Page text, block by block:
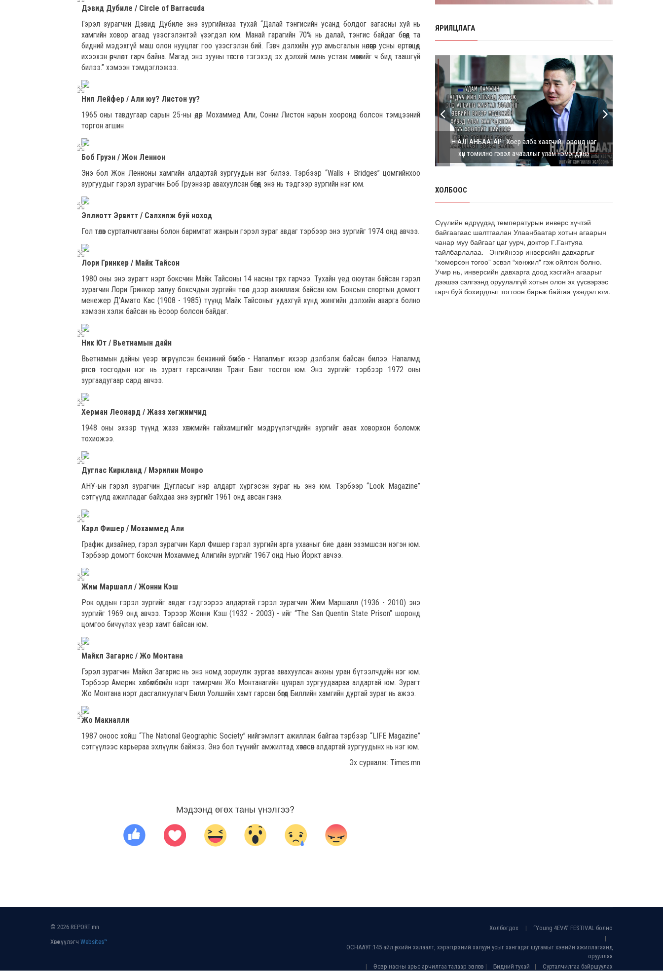
Дэвид Дубиле / Circle of Barracuda
Гэрэл зурагчин Дэвид Дубиле энэ зургийнхаа тухай “Далай тэнгисийн усанд болдог загасны хуй нь
хамгийн ховор агаад үзэсгэлэнтэй үзэгдэл юм. Манай гарагийн 70% нь далай, тэнгис байдаг бөгөөд та
бидний мэдэхгүй маш олон нууцлаг гоо үзэсгэлэн бий. Гэвч дэлхийн уур амьсгалын нөлөөгөөр усны ертөнцөд
ихээхэн өөрчлөлт гарч байна. Магад энэ зууны төгсгөл тэгэхэд эх дэлхий минь устаж мөхөхийг ч бид таашгүй
билээ.” хэмээн тэмдэглэжээ.
Нил Лейфер / Али юу? Листон уу?
1965 оны тавдугаар сарын 25-ны өдөр Мохаммед Али, Сонни Листон нарын хооронд болсон тэмцээний
торгон агшин
Боб Груэн / Жон Леннон
Энэ бол Жон Ленноны хамгийн алдартай зургуудын нэг билээ. Тэрбээр “Walls + Bridges” цомгийнхоо
зургуудыг гэрэл зурагчин Боб Груэнээр авахуулсан бөгөөд энэ нь тэдгээр зургийн нэг юм.
Эллиотт Эрвитт / Салхилж буй ноход
Гол төлөв сурталчилгааны болон баримтат жанрын гэрэл зураг авдаг тэрбээр энэ зургийг 1974 онд авчээ.
Лори Гринкер / Майк Тайсон
1980 оны энэ зурагт нэрт боксчин Майк Тайсоны 14 насны төрх гарчээ. Тухайн үед оюутан байсан гэрэл
зурагчин Лори Гринкер залуу боксчдын зургийн төсөл дээр ажиллаж байсан юм. Боксын спортын домогт
менежер Д’Амато Кас (1908 - 1985) түүнд Майк Тайсоныг удахгүй хүнд жингийн дэлхийн аварга болно
хэмээн хэлж байсан нь ёсоор болсон байдаг.
Ник Ют / Вьетнамын дайн
Вьетнамын дайны үеэр өтгөрүүлсэн бензиний бөмбөг - Напалмыг ихээр дэлбэлж байсан билээ. Напалмд
өртсөн тосгодын нэг нь зурагт гарсанчлан Транг Банг тосгон юм. Энэ зургийг тэрбээр 1972 оны
зургаадугаар сард авчээ.
Херман Леонард / Жазз хөгжимчид
1948 оны эхээр түүнд жазз хөгжмийн гайхамшгийг мэдрүүлэгчдийн зургийг авах ховорхон боломж
тохиожээ.
Дуглас Киркланд / Мэрилин Монро
АНУ-ын гэрэл зурагчин Дугласыг нэр алдарт хүргэсэн зураг нь энэ юм. Тэрбээр “Look Magazine”
сэтгүүлд ажилладаг байхдаа энэ зургийг 1961 онд авсан гэнэ.
Карл Фишер / Мохаммед Али
График дизайнер, гэрэл зурагчин Карл Фишер гэрэл зургийн арга ухааныг бие даан эзэмшсэн нэгэн юм.
Тэрбээр домогт боксчин Мохаммед Алигийн зургийг 1967 онд Нью Йоркт авчээ.
Жим Маршалл / Жонни Кэш
Рок оддын гэрэл зургийг авдаг гэдгээрээ алдартай гэрэл зурагчин Жим Маршалл (1936 - 2010) энэ
зургийг 1969 онд авчээ. Тэрээр Жонни Кэш (1932 - 2003) - ийг “The San Quentin State Prison” шоронд
цомгоо бичүүлэх үеэр хамт байсан юм.
Майкл Загарис / Жо Монтана
Гэрэл зурагчин Майкл Загарис нь энэ номд зориулж зургаа авахуулсан анхны уран бүтээлчдийн нэг юм.
Тэрбээр Америк хөлбөмбөгийн нэрт тамирчин Жо Монтанагийн цуврал зургуудаараа алдартай юм. Зурагт
Жо Монтана нэрт дасгалжуулагч Билл Уолшийн хамт гарсан бөгөөд Биллийн хамгийн дуртай зураг нь ажээ.
Жо Макналли
1987 оноос хойш “The National Geographic Society” нийгэмлэгт ажиллаж байгаа тэрбээр “LIFE Magazine”
сэтгүүлээс карьераа эхлүүлж байжээ. Энэ бол түүнийг амжилтад хөтөлсөн алдартай зургуудынх нь нэг юм.
Эх сурвалж: Times.mn
Мэдээнд өгөх таны үнэлгээ?
8 сарын 06, 2026
НӨАТ-ын буцаан олголтыг 8 хувь
болгох өргөдөлд 14 мянга гаруй
иргэн дэмжиж гарын ...
8 сарын 05, 2026
Г.Дамдинням: Шатахууны үнэ дээр
тохиролцох боломжгүй. Одоогоор
олдож байгаа газра...
8 сарын 05, 2026
Э.Батшугар: Монгол Улс нэг эх
үүсвэрээс буюу өндөр чанартай
эмийг, хямд үнээр худ...
оны төсвийн төсөлтэй хамт 2026
АИ-92 автобензин 11 хоног, дизель
түлш 18 хоногийн НӨӨЦТЭЙ БАЙНА
8 сарын 05, 2026
Тэгш, сондгойгоор зааглан
шатахуун олгосноор өдрийн
ЯРИЛЦЛАГА
Н.АЛТАНБААТАР : Хоёр алба хаагчийн оронд нэг
хүн томилно гэвэл ачааллыг улам нэмэгдүүлнэ
ХОЛБООС
Сүүлийн өдрүүдэд температурын инверс хүчтэй
байгаагаас шалтгаалан Улаанбаатар хотын агаарын
чанар муу байгааг цаг уурч, доктор Г.Гантуяа
тайлбарлалаа. Энгийнээр инверсийн давхаргыг
“хөмөрсөн тогоо” эсвэл “хөнжил" гэж ойлгож болно.
Учир нь, инверсийн давхарга доод хэсгийн агаарыг
дээшээ сэлгээнд оруулалгүй хотын олон эх үүсвэрээс
гарч буй бохирдлыг тогтоон барьж байгаа үзэгдэл юм.
© 2026 REPORT.mn
Хөгжүүлэгч Websites™
Холбогдох “Young 4EVA” FESTIVAL болно
ОСНААУГ:145 айл өрхийн халаалт, хэрэгцээний халуун усыг хангадаг шугамыг хэвийн ажиллагаанд
орууллаа
Өсвөр насны арьс арчилгаа талаар зөвлөгөө
Бидний тухай
Сурталчилгаа байршуулах